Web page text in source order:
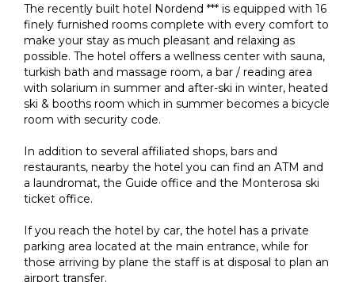
The recently built hotel Nordend *** is equipped with 16
finely furnished rooms complete with every comfort to
make your stay as much pleasant and relaxing as
possible. The hotel offers a wellness center with sauna,
turkish bath and massage room, a bar / reading area
with solarium in summer and after-ski in winter, heated
ski & booths room which in summer becomes a bicycle
room with security code.
In addition to several affiliated shops, bars and
restaurants, nearby the hotel you can find an ATM and
a laundromat, the Guide office and the Monterosa ski
ticket office.
If you reach the hotel by car, the hotel has a private
parking area located at the main entrance, while for
those arriving by plane the staff is at disposal to plan an
airport transfer.